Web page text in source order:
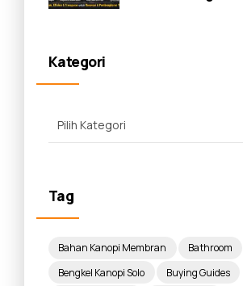
Kategori
Tag
Bahan Kanopi Membran
Bathroom
Bengkel Kanopi Solo
Buying Guides